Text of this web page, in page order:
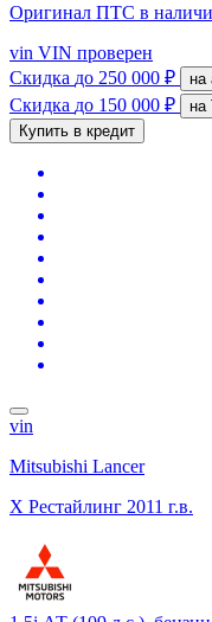
Оригинал ПТС в
vin VIN проверен
Скидка до 250 000 ₽
Скидка до 150 000 ₽
Купить в кредит
vin
Mitsubishi Lancer
X Рестайлинг 2011 г.в.